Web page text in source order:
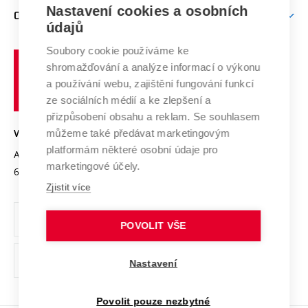
E-přihláška
Doktorské studium
Podpora podnikání
Mezinárodní vědecká rada
Systém zajišťování kvality výzkumu
Výzkumné infrastruktury
Transfer znalostí
Open Science
Projekty
Projekty ze strukturálních fondů
Specifický výzkum
Firemní spolupráce
Zahraniční spolupráce
Spolupráce se školami
Mezinárodní dohody
Univerzitní sítě
O UNIVERZITĚ
Profil univerzity
Udržitelná univerzita
Podnikavá univerzita / ContriBUTe
Bezpečná univerzita
Vyznamenání
Organizační struktura
Ochrana osobních údajů
odkaz)
učení
technické
Brně
VYSOKÉ UČENÍ TECHNICKÉ V BRNĚ
Antonínská 548/1
602 00 Brno
www.vut.cz
vut@vutbr.cz
Nastavení cookies a osobních
údajů
Soubory cookie používáme ke
shromažďování a analýze informací o výkonu
a používání webu, zajištění fungování funkcí
ze sociálních médií a ke zlepšení a
přizpůsobení obsahu a reklam. Se souhlasem
můžeme také předávat marketingovým
platformám některé osobní údaje pro
marketingové účely.
Zjistit více
POVOLIT VŠE
Nastavení
Povolit pouze nezbytné